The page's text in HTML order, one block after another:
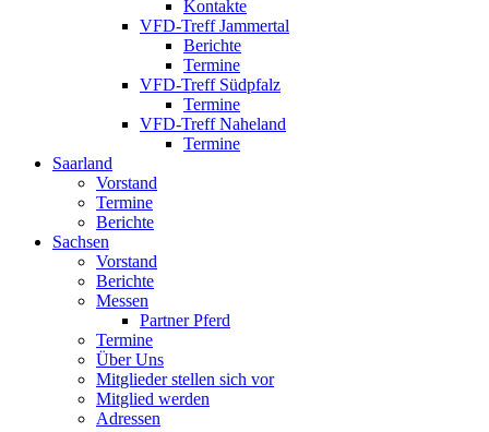
Kontakte
VFD-Treff Jammertal
Berichte
Termine
VFD-Treff Südpfalz
Termine
VFD-Treff Naheland
Termine
Saarland
Vorstand
Termine
Berichte
Sachsen
Vorstand
Berichte
Messen
Partner Pferd
Termine
Über Uns
Mitglieder stellen sich vor
Mitglied werden
Adressen